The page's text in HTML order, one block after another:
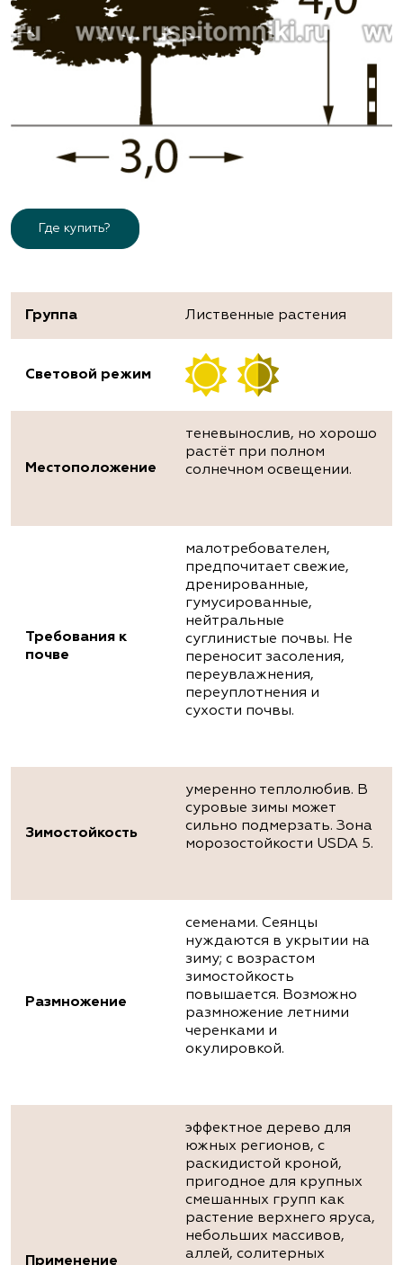
Где купить?
Группа Лиственные растения
Световой режим
Местоположение
теневынослив, но хорошо
растёт при полном
солнечном освещении.
Требования к
почве
малотребователен,
предпочитает свежие,
дренированные,
гумусированные,
нейтральные
суглинистые почвы. Не
переносит засоления,
переувлажнения,
переуплотнения и
сухости почвы.
Зимостойкость
умеренно теплолюбив. В
суровые зимы может
сильно подмерзать. Зона
морозостойкости USDA 5.
Размножение
семенами. Сеянцы
нуждаются в укрытии на
зиму; с возрастом
зимостойкость
повышается. Возможно
размножение летними
черенками и
окулировкой.
Применение
эффектное дерево для
южных регионов, с
раскидистой кроной,
пригодное для крупных
смешанных групп как
растение верхнего яруса,
небольших массивов,
аллей, солитерных